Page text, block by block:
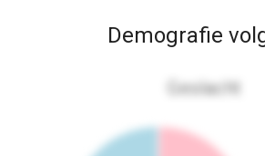
Demografie
Geslacht